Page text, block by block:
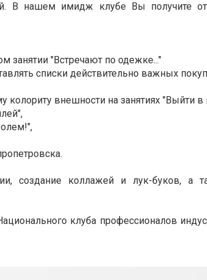
В нашем имидж клубе Вы получите
занятии "Встречают по одежке..."
списки действительно важных
колориту внешности на занятиях "Выйти в
создание коллажей и лук-буков, а
клуба профессионалов